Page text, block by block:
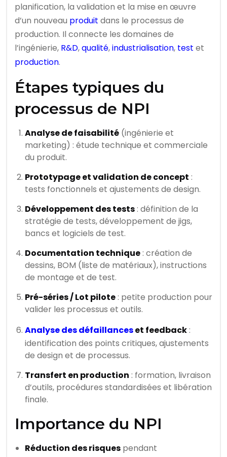
planification, la validation et la mise en œuvre
d’un nouveau produit dans le processus de
production. Il connecte les domaines de
l’ingénierie, R&D,qualité,industrialisation, test et
production.
Étapes typiques du
processus de NPI
Analyse de faisabilité (ingénierie et
marketing) : étude technique et commerciale
du produit.
Prototypage et validation de concept :
tests fonctionnels et ajustements de design.
Développement des tests: définition de la
stratégie de tests, développement de jigs,
bancs et logiciels de test.
Documentation technique: création de
dessins, BOM (liste de matériaux), instructions
de montage et de test.
Pré-séries / Lot pilote: petite production pour
valider les processus et outils.
Analyse des défaillanceset feedback:
identification des points critiques, ajustements
de design et de processus.
Transfert en production : formation, livraison
d’outils, procédures standardisées et libération
finale.
Importance du NPI
Réduction des risques pendant